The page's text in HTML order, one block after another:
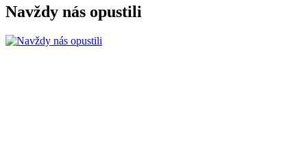
Navždy nás opustili